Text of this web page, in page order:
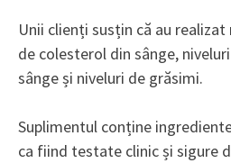
Unii clienți susțin că au
de colesterol din sânge,
sânge și niveluri de grăsimi.
Suplimentul conține
ca fiind testate clinic și sigure